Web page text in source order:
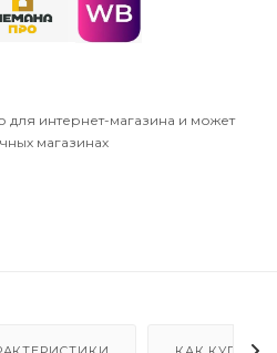
для интернет-магазина и может
магазинах